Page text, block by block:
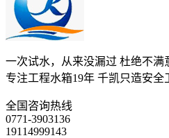
一次试水，从来没漏过 杜绝不满
专注工程水箱19年 千凯只造安全
全国咨询热线
0771-3903136
19114999143